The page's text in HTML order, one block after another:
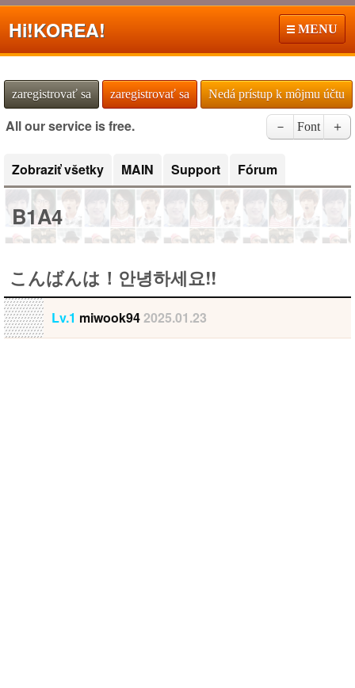
Hi!KOREA! MENU
zaregistrovať sa zaregistrovať sa Nedá prístup k môjmu účtu
All our service is free. － Font ＋
Zobraziť všetky MAIN Support Fórum
B1A4
こんばんは！안녕하세요!!
Lv.1 miwook942025.01.23